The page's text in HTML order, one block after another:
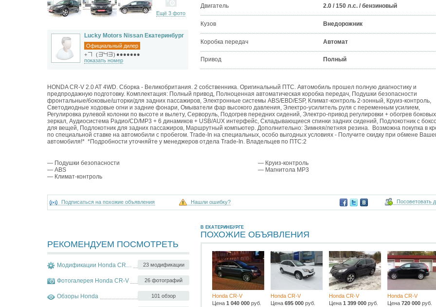
Ещё 3 фото
Lucky Motors Nissan Екатеринбург
Официальный дилер
+
( ) ●●●●●●●
показать номер
Двигатель 2.0 / 150 л.с. / бензиновый
Кузов Внедорожник
Коробка передач Автомат
Привод Полный
HONDA CR-V 2.0 AT 4WD. Сборка - Великобритания. 2 собственника. Оригинальный ПТС. Автомобиль прошел полную диагностику и
предпродажную подготовку. Комплектация: Полный привод, Полноценная автоматическая коробка передач, Подушки безопасности
фронтальные/боковые/шторки/для задних пассажиров, Электронные системы ABS/EBD/ESP, Климат-контроль 2-зонный, Круиз-контроль,
Светодиодные ходовые огни и задние фонари, Омыватели фар высокого давления, Электро-усилитель руля с переменным усилием,
Регулировка рулевой колонки по высоте и вылету, Серворуль, Подогрев передних сидений, Электро-привод регулировки + обогрев боковых
зеркал, Аудиосистема Радио/CD/MP3 + 6 динамиков + USB/AUX интерфейс, Складывающиеся спинки задних сидений, Подлокотник с
для вещей, Подлокотник для задних пассажиров, Маршрутный компьютер. Дополнительно: Зимняя/летняя резина. Возможна покупка в
по специальной ставке на автомобили с пробегом. Trade-In на специальных, особо выгодных условиях - Получите скидку при обмене
автомобиля!* *Подробности уточняйте у менеджеров отдела Trade-In. Владельцев по ПТС:2
— Подушки безопасности
— ABS
— Климат-контроль
— Круиз-контроль
— Магнитола MP3
Посоветовать
Подписаться на похожие объявления Нашли ошибку?
РЕКОМЕНДУЕМ ПОСМОТРЕТЬ
23 модификации
Модификации Honda CR-V
26 фотографий
Фотогалерея Honda CR-V
101 обзор
Обзоры Honda
В ЕКАТЕРИНБУРГЕ
ПОХОЖИЕ ОБЪЯВЛЕНИЯ
Honda CR-V
Цена1 040 000 руб.
Honda CR-V
Цена695 000 руб.
Honda CR-V
Цена 1 399 000руб.
Honda CR-V
Цена 720 000руб.